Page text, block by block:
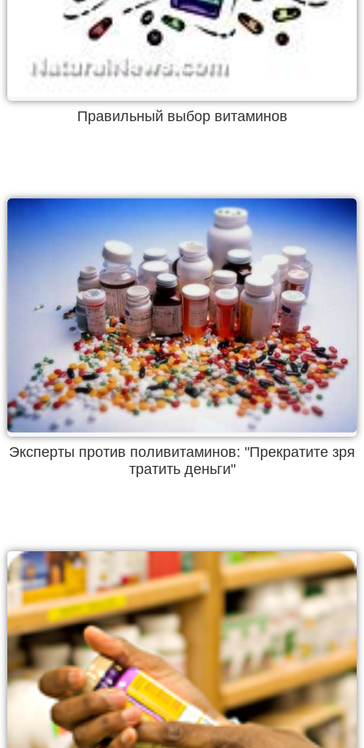
Правильный выбор витаминов
Эксперты против поливитаминов: "Прекратите зря
тратить деньги"